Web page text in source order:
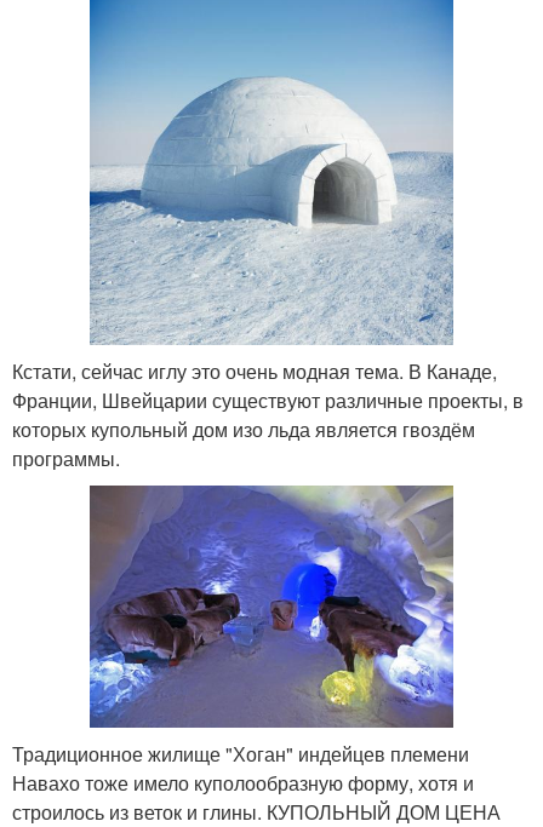
Кстати, сейчас иглу это очень модная тема. В Канаде,
Франции, Швейцарии существуют различные проекты, в
которых купольный дом изо льда является гвоздём
программы.
Традиционное жилище "Хоган" индейцев племени
Навахо тоже имело куполообразную форму, хотя и
строилось из веток и глины. КУПОЛЬНЫЙ ДОМ ЦЕНА